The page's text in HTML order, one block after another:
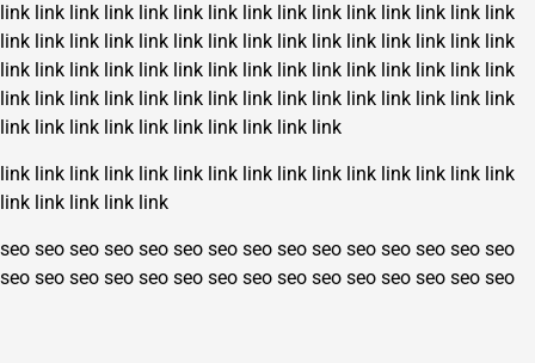
link link link link link link link link link link link link link link link
link link link link link link link link link link link link link link link
link link link link link link link link link link link link link link link
link link link link link link link link link link link link link link link
link link link link link link link link link link
link link link link link link link link link link link link link link link
link link link link link
seo seo seo seo seo seo seo seo seo seo seo seo seo seo seo
seo seo seo seo seo seo seo seo seo seo seo seo seo seo seo